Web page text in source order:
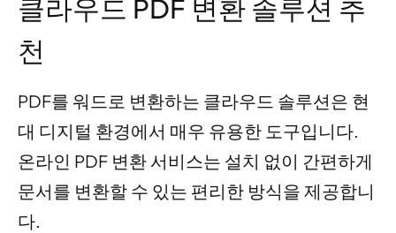
클라우드 PDF 변환 솔루션 추
천
PDF를 워드로 변환하는 클라우드 솔루션은 현
대 디지털 환경에서 매우 유용한 도구입니다.
온라인 PDF 변환 서비스는 설치 없이 간편하게
문서를 변환할 수 있는 편리한 방식을 제공합니
다.